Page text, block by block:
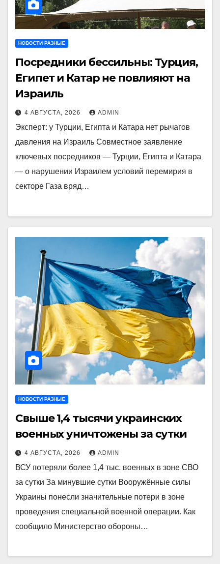
НОВОСТИ РАЗНЫЕ
Посредники бессильны: Турция,
Египет и Катар не повлияют на
Израиль
4 АВГУСТА, 2026 ADMIN
Эксперт: у Турции, Египта и Катара нет рычагов
давления на Израиль Совместное заявление
ключевых посредников — Турции, Египта и Катара
— о нарушении Израилем условий перемирия в
секторе Газа вряд…
НОВОСТИ РАЗНЫЕ
Свыше 1,4 тысячи украинских
военных уничтожены за сутки
4 АВГУСТА, 2026 ADMIN
ВСУ потеряли более 1,4 тыс. военных в зоне СВО
за сутки За минувшие сутки Вооружённые силы
Украины понесли значительные потери в зоне
проведения специальной военной операции. Как
сообщило Министерство обороны…